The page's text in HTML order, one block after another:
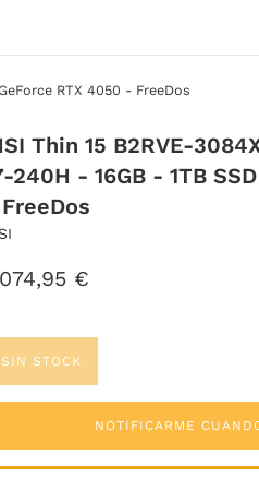
RTX 4050 - FreeDos
Thin 15 B2RVE-
240H - 16GB - 1TB
€
SIN STOCK
NOTIFICARME